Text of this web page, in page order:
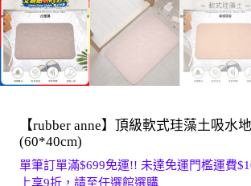
【rubber anne】頂級軟式珪藻土吸水
(60*40cm)
單筆訂單滿$699免運!! 未達免運門檻運費
上享9折，請至任選館選購